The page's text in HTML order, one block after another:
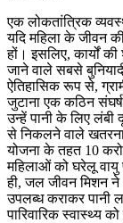
एक लोकतांत्रिक
यदि महिला के जीवन
हों। इसलिए, कार्यों
जाने वाले सबसे
ऐतिहासिक रूप से,
जुटाना एक कठिन
उन्हें पानी के लिए
से निकलने वाले
योजना के तहत 10
महिलाओं को घरेलू
ही, जल जीवन मिशन ने
उपलब्ध कराकर पानी
पारिवारिक स्वास्थ्य